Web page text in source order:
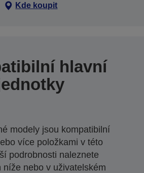
Kde koupit
hlavní
modely jsou kompatibilní
více položkami v této
podrobnosti naleznete
níže nebo v uživatelském